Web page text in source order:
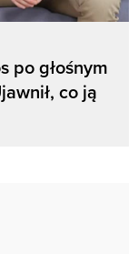
po głośnym
co ją